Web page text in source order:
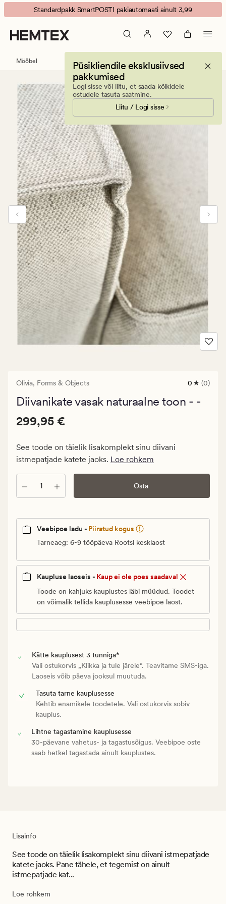
Olivia
diivanikate
vasak
naturaalne
Animated
banner.
Press
ESCAPE
Standardpakk SmartPOSTI pakiautomaati ainult 3,99
Püsikliendile eksklusiivsed
pakkumised
Logi sisse või liitu, et saada kõikidele
ostudele tasuta saatmine.
Liitu / Logi sisse
Mööbel
Olivia, Forms & Objects
0
keskmise
0 (0)
Diivanikate vasak naturaalne toon - -
Pris_ee
299,95
Vanlig
pris_ee
299,95
Pris_ee 299,95 €
299,95 €
See toode on täielik lisakomplekt sinu diivani
istmepatjade katete jaoks. Loe rohkem
Kogus Osta
Veebipoe ladu - Piiratud kogus
Tarneaeg: 6-9 tööpäeva Rootsi kesklaost
Kaupluse laoseis - Kaup ei ole poes saadaval
Toode on kahjuks kauplustes läbi müüdud. Toodet
on võimalik tellida kauplusesse veebipoe laost.
Kätte kauplusest 3 tunniga*
Vali ostukorvis „Klikka ja tule järele“. Teavitame SMS-iga.
Laoseis võib päeva jooksul muutuda.
Tasuta tarne kauplusesse
Kehtib enamikele toodetele. Vali ostukorvis sobiv
kauplus.
Lihtne tagastamine kauplusesse
30-päevane vahetus- ja tagastusõigus. Veebipoe oste
saab hetkel tagastada ainult kauplustes.
Lisainfo
See toode on täielik lisakomplekt sinu diivani istmepatjade
katete jaoks. Pane tähele, et tegemist on ainult
istmepatjade kat...
Loe rohkem